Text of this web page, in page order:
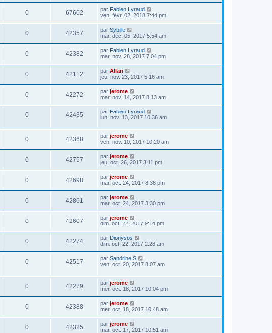
0 67602 par Fabien Lyraud
ven. févr. 02, 2018 7:44 pm
0 42357 par Sybille
mar. déc. 05, 2017 5:54 am
0 42382 par Fabien Lyraud
mar. nov. 28, 2017 7:04 pm
0 42112 par Allan
jeu. nov. 23, 2017 5:16 am
0 42272 par jerome
mar. nov. 14, 2017 8:13 am
0 42435 par Fabien Lyraud
lun. nov. 13, 2017 10:36 am
0 42368 par jerome
ven. nov. 10, 2017 10:20 am
0 42757 par jerome
jeu. oct. 26, 2017 3:11 pm
0 42698 par jerome
mar. oct. 24, 2017 8:38 pm
0 42861 par jerome
mar. oct. 24, 2017 3:30 pm
0 42607 par jerome
dim. oct. 22, 2017 9:14 pm
0 42274 par Dionysos
dim. oct. 22, 2017 2:28 am
0 42517 par Sandrine S
ven. oct. 20, 2017 8:07 am
0 42279 par jerome
mer. oct. 18, 2017 10:04 pm
0 42388 par jerome
mer. oct. 18, 2017 10:48 am
0 42325 par jerome
mar. oct. 17, 2017 10:51 am